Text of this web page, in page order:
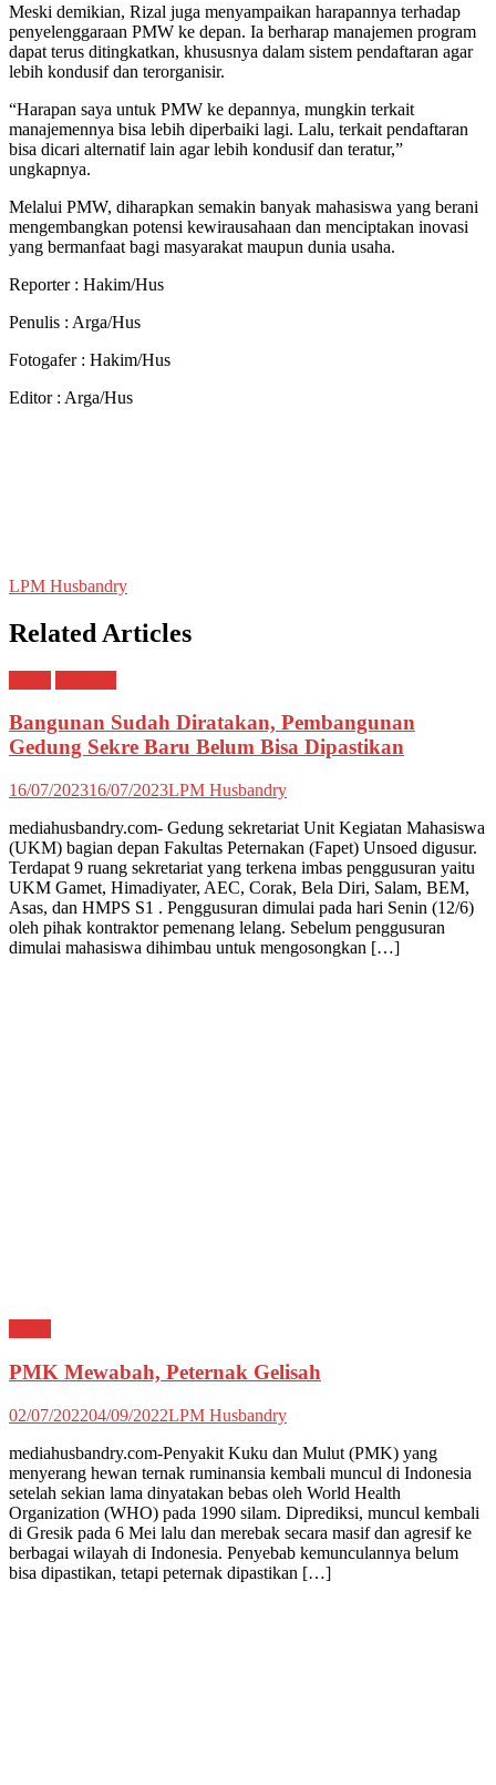
Meski demikian, Rizal juga menyampaikan harapannya terhadap
penyelenggaraan PMW ke depan. Ia berharap manajemen program
dapat terus ditingkatkan, khususnya dalam sistem pendaftaran agar
lebih kondusif dan terorganisir.
“Harapan saya untuk PMW ke depannya, mungkin terkait
manajemennya bisa lebih diperbaiki lagi. Lalu, terkait pendaftaran
bisa dicari alternatif lain agar lebih kondusif dan teratur,”
ungkapnya.
Melalui PMW, diharapkan semakin banyak mahasiswa yang berani
mengembangkan potensi kewirausahaan dan menciptakan inovasi
yang bermanfaat bagi masyarakat maupun dunia usaha.
Reporter : Hakim/Hus
Penulis : Arga/Hus
Fotogafer : Hakim/Hus
Editor : Arga/Hus
LPM Husbandry
Related Articles
Bangunan Sudah Diratakan, Pembangunan
Gedung Sekre Baru Belum Bisa Dipastikan
16/07/202316/07/2023LPM Husbandry
mediahusbandry.com- Gedung sekretariat Unit Kegiatan Mahasiswa
(UKM) bagian depan Fakultas Peternakan (Fapet) Unsoed digusur.
Terdapat 9 ruang sekretariat yang terkena imbas penggusuran yaitu
UKM Gamet, Himadiyater, AEC, Corak, Bela Diri, Salam, BEM,
Asas, dan HMPS S1 . Penggusuran dimulai pada hari Senin (12/6)
oleh pihak kontraktor pemenang lelang. Sebelum penggusuran
dimulai mahasiswa dihimbau untuk mengosongkan […]
PMK Mewabah, Peternak Gelisah
02/07/202204/09/2022LPM Husbandry
mediahusbandry.com-Penyakit Kuku dan Mulut (PMK) yang
menyerang hewan ternak ruminansia kembali muncul di Indonesia
setelah sekian lama dinyatakan bebas oleh World Health
Organization (WHO) pada 1990 silam. Diprediksi, muncul kembali
di Gresik pada 6 Mei lalu dan merebak secara masif dan agresif ke
berbagai wilayah di Indonesia. Penyebab kemunculannya belum
bisa dipastikan, tetapi peternak dipastikan […]